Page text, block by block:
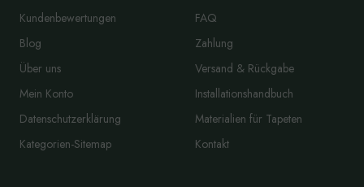
Kundenbewertungen
Blog
Über uns
Mein Konto
Datenschutzerklärung
Kategorien-Sitemap
FAQ
Zahlung
Versand & Rückgabe
Installationshandbuch
Materialien für Tapeten
Kontakt